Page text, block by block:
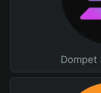
Dompet